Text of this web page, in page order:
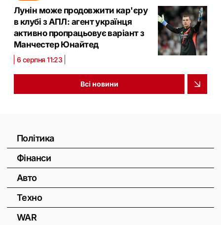
Лунін може продовжити кар'єру
в клубі з АПЛ: агент українця
активно пропрацьовує варіант з
Манчестер Юнайтед
6 серпня 11:23
Всі новини
Політика
Фінанси
Авто
Техно
WAR